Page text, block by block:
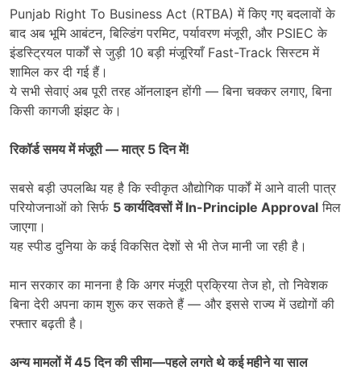
Punjab Right To Business Act (RTBA) में किए गए बदलावों के
बाद अब भूमि आबंटन, बिल्डिंग परमिट, पर्यावरण मंजूरी, और PSIEC के
इंडस्ट्रियल पार्कों से जुड़ी 10 बड़ी मंजूरियाँ Fast-Track सिस्टम में
शामिल कर दी गई हैं।
ये सभी सेवाएं अब पूरी तरह ऑनलाइन होंगी — बिना चक्कर लगाए, बिना
किसी कागजी झंझट के।
रिकॉर्ड समय में मंजूरी—मात्र 5दिन में!
सबसे बड़ी उपलब्धि यह है कि स्वीकृत औद्योगिक पार्कों में आने वाली पात्र
परियोजनाओं को सिर्फ 5कार्यदिवसों में In-Principle Approval मिल
जाएगा।
यह स्पीड दुनिया के कई विकसित देशों से भी तेज मानी जा रही है।
मान सरकार का मानना है कि अगर मंजूरी प्रक्रिया तेज हो, तो निवेशक
बिना देरी अपना काम शुरू कर सकते हैं — और इससे राज्य में उद्योगों की
रफ्तार बढ़ती है।
अन्य मामलों में45दिन की सीमा—पहले लगते थे कई महीने या साल